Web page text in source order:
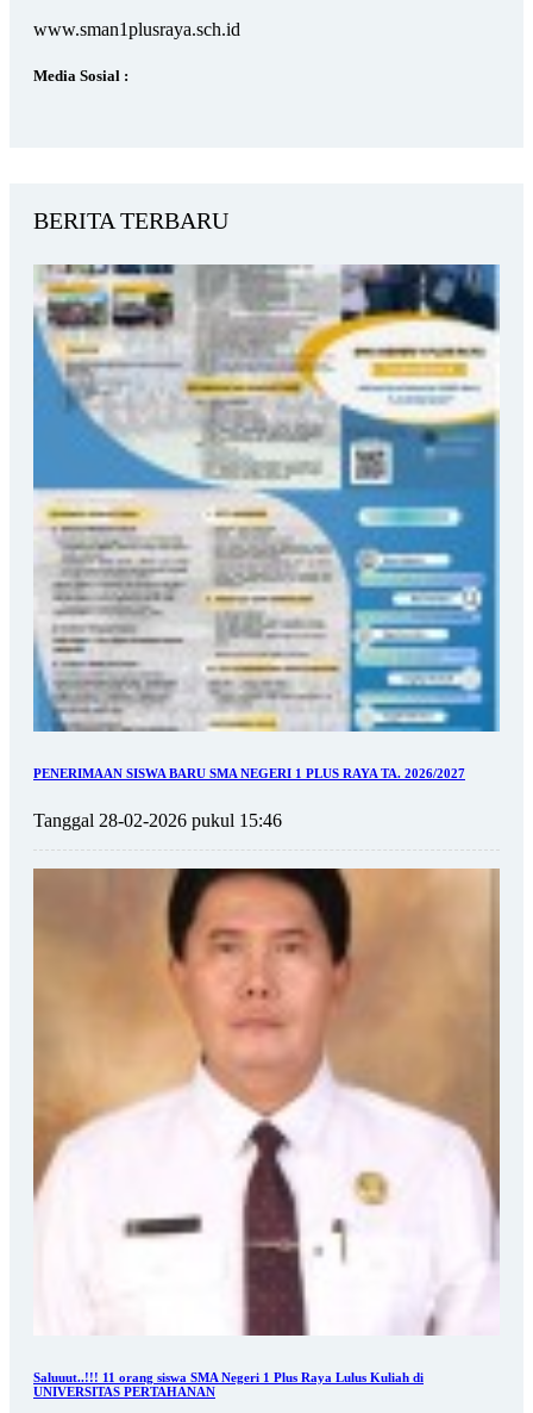
www.sman1plusraya.sch.id
Media Sosial :
BERITA TERBARU
PENERIMAAN SISWA BARU SMA NEGERI 1 PLUS RAYA TA. 2026/2027
Tanggal 28-02-2026 pukul 15:46
Saluuut..!!! 11 orang siswa SMA Negeri 1 Plus Raya Lulus Kuliah di
UNIVERSITAS PERTAHANAN